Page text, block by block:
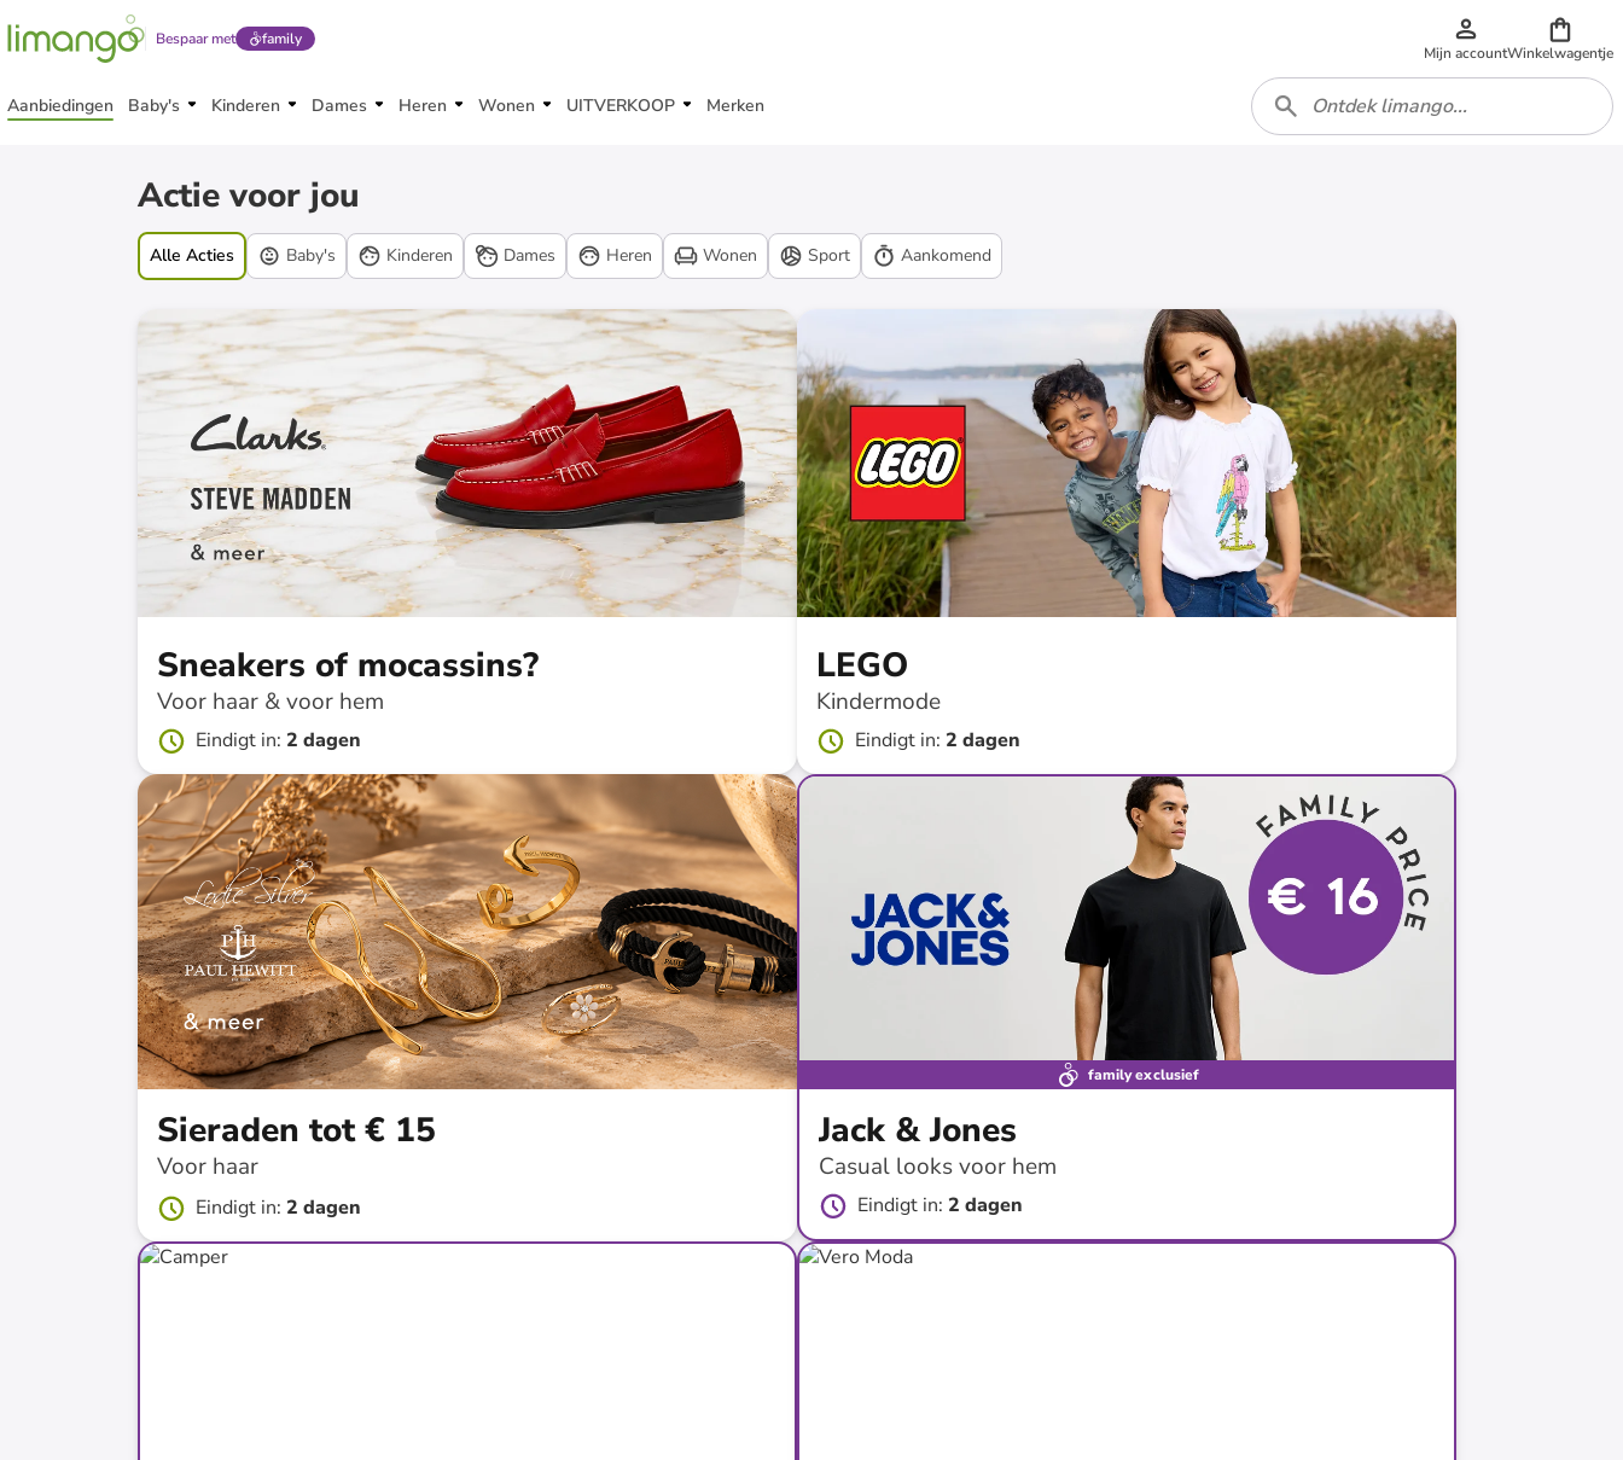
Bespaar met family
Mijn accountWinkelwagentje
Aanbiedingen Baby's Kinderen Dames Heren Wonen UITVERKOOP Merken
ActiesActie voor jou
Alle Acties Baby's Kinderen Dames Heren Wonen Sport Aankomend
Sneakers of mocassins?
Voor haar & voor hem
Eindigt in: 2 dagen
tot-74 %*
LEGO
Kindermode
Eindigt in: 2 dagen
Sieraden tot € 15
Voor haar
Eindigt in: 2 dagen
tot-75
family exclusief
Jack & Jones
Casual looks voor hem
Eindigt in: 2 dagen
tot-50%*